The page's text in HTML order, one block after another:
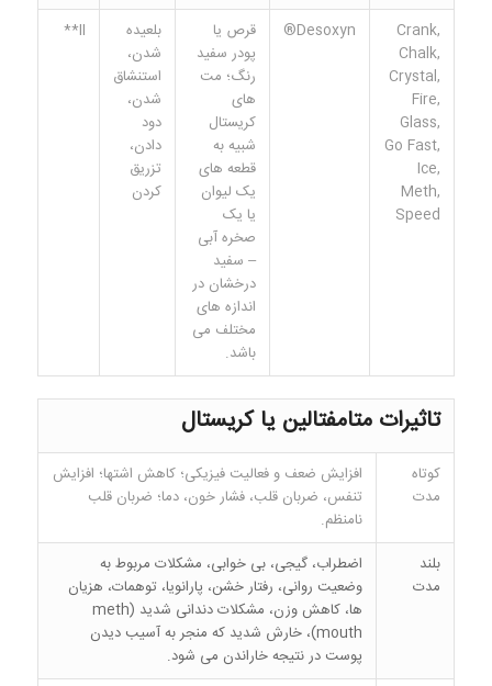
Crank,
Chalk,
Crystal,
Fire,
Glass,
Go Fast,
Ice,
Meth,
Speed
Desoxyn®
قرص یا
پودر سفید
رنگ؛ مت
های
کریستال
شبیه به
قطعه های
یک لیوان
یا یک
صخره آبی
– سفید
درخشان در
اندازه های
مختلف می
باشد.
بلعیده
شدن،
استنشاق
شدن،
دود
دادن،
تزریق
کردن
II**
تاثیرات متامفتالین یا کریستال
کوتاه
مدت
افزایش ضعف و فعالیت فیزیکی؛ کاهش اشتها؛ افزایش
تنفس، ضربان قلب، فشار خون، دما؛ ضربان قلب
نامنظم.
بلند
مدت
اضطراب، گیجی، بی خوابی، مشکلات مربوط به
وضعیت روانی، رفتار خشن، پارانویا، توهمات، هزیان
ها، کاهش وزن، مشکلات دندانی شدید (meth
mouth)، خارش شدید که منجر به آسیب دیدن
پوست در نتیجه خاراندن می شود.